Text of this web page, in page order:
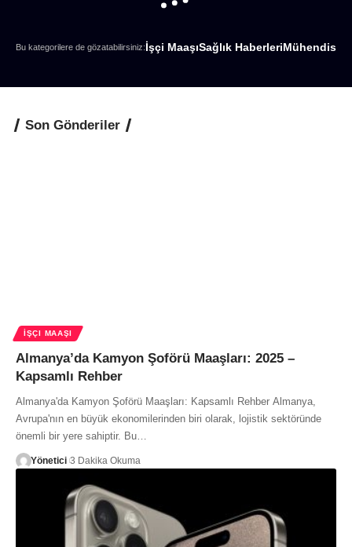
Bu kategorilere de gözatabilirsiniz:İşçi MaaşıSağlık HaberleriMühendislik
Son Gönderiler
İŞÇI MAAŞI
Almanya’da Kamyon Şoförü Maaşları: 2025 –
Kapsamlı Rehber
Almanya'da Kamyon Şoförü Maaşları: Kapsamlı Rehber Almanya,
Avrupa'nın en büyük ekonomilerinden biri olarak, lojistik sektöründe
önemli bir yere sahiptir. Bu…
Yönetici 3 Dakika Okuma